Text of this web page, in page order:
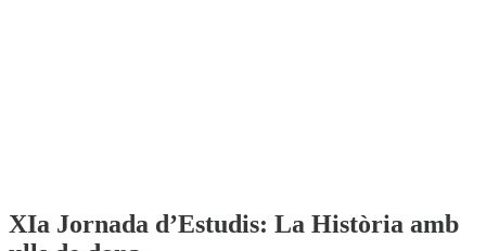
XIa Jornada d’Estudis: La Història amb